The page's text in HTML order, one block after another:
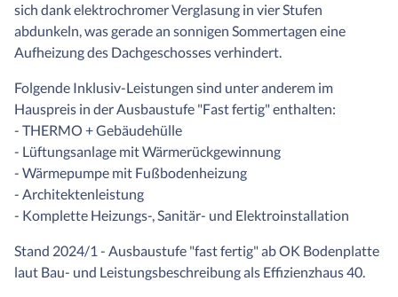
sich dank elektrochromer Verglasung in vier Stufen
abdunkeln, was gerade an sonnigen Sommertagen eine
Aufheizung des Dachgeschosses verhindert.
Folgende Inklusiv-Leistungen sind unter anderem im
Hauspreis in der Ausbaustufe "Fast fertig" enthalten:
- THERMO + Gebäudehülle
- Lüftungsanlage mit Wärmerückgewinnung
- Wärmepumpe mit Fußbodenheizung
- Architektenleistung
- Komplette Heizungs-, Sanitär- und Elektroinstallation
Stand 2024/1 - Ausbaustufe "fast fertig" ab OK Bodenplatte
laut Bau- und Leistungsbeschreibung als Effizienzhaus 40.